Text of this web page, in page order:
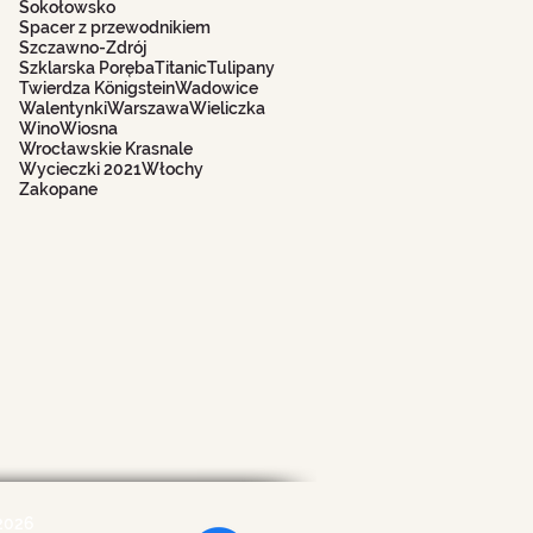
Sokołowsko
Spacer z przewodnikiem
Szczawno-Zdrój
Szklarska PorębaTitanicTulipany
Twierdza KönigsteinWadowice
WalentynkiWarszawaWieliczka
WinoWiosna
Wrocławskie Krasnale
Wycieczki 2021Włochy
Zakopane